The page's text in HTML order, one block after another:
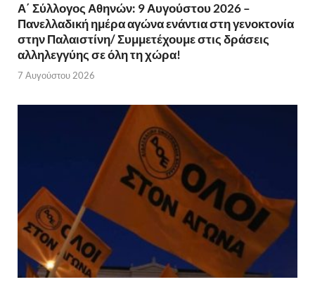
Α΄ Σύλλογος Αθηνών: 9 Αυγούστου 2026 –
Πανελλαδική ημέρα αγώνα ενάντια στη γενοκτονία
στην Παλαιστίνη/ Συμμετέχουμε στις δράσεις
αλληλεγγύης σε όλη τη χώρα!
7 Αυγούστου 2026